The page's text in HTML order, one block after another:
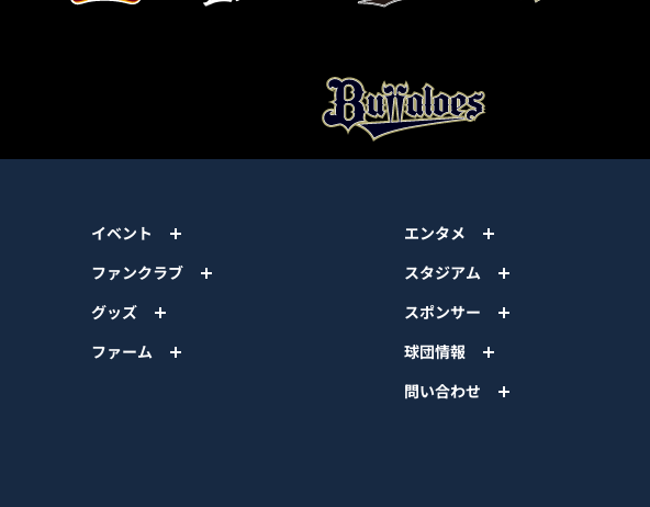
イベント
ファンクラブ
グッズ
ファーム
エンタメ
スタジアム
スポンサー
球団情報
問い合わせ